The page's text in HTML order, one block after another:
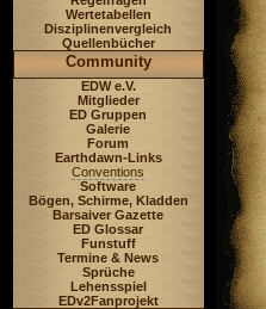
Wertetabellen
Disziplinenvergleich
Quellenbücher
Community
EDW e.V.
Mitglieder
ED Gruppen
Galerie
Forum
Earthdawn-Links
Conventions
Software
Bögen, Schirme, Kladden
Barsaiver Gazette
ED Glossar
Funstuff
Termine & News
Sprüche
Lehensspiel
EDv2Fanprojekt